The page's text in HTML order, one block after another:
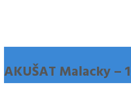
AKUŠAT Malacky –